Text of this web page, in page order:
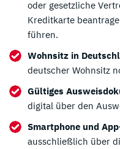
oder gesetzliche
Kreditkarte
führen.
Wohnsitz in
deutscher Wohnsitz
Gültiges
digital über den
Smartphone und
ausschließlich über